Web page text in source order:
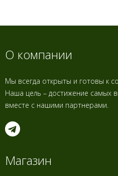
О компании
Мы всегда открыты и готовы к
Наша цель – достижение самых
вместе с нашими партнерами.
Магазин